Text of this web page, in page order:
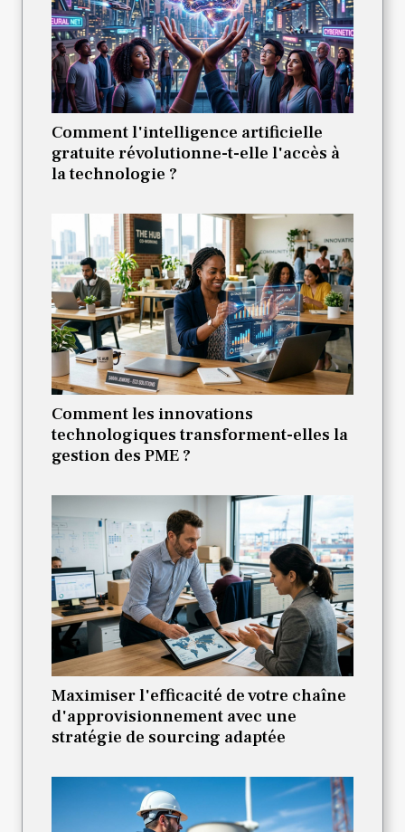
Comment l'intelligence artificielle
gratuite révolutionne-t-elle l'accès à
la technologie ?
Comment les innovations
technologiques transforment-elles la
gestion des PME ?
Maximiser l'efficacité de votre chaîne
d'approvisionnement avec une
stratégie de sourcing adaptée